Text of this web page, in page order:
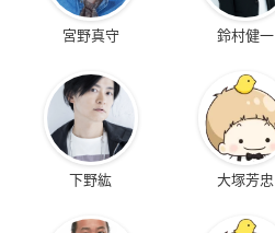
宮野真守 鈴村健一
下野紘 大塚芳忠